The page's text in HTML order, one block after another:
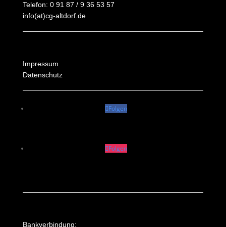
Telefon: 0 91 87 / 9 36 53 57
info(at)cg-altdorf.de
Impressum
Datenschutz
Folgen
Folgen
Bankverbindung: